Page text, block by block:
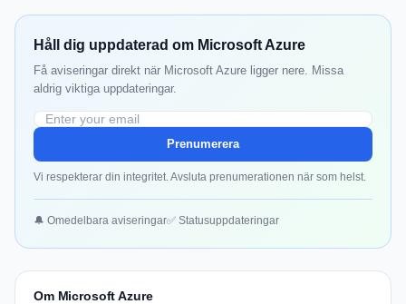
Håll dig uppdaterad om Microsoft Azure
Få aviseringar direkt när Microsoft Azure ligger nere. Missa
aldrig viktiga uppdateringar.
Prenumerera
Vi respekterar din integritet. Avsluta prenumerationen när som helst.
🔔 Omedelbara aviseringar✅ Statusuppdateringar
Om Microsoft Azure